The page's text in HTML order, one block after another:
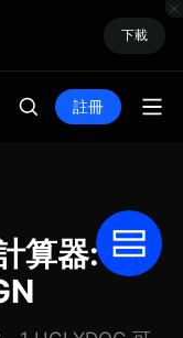
下載
註冊
算器: 把